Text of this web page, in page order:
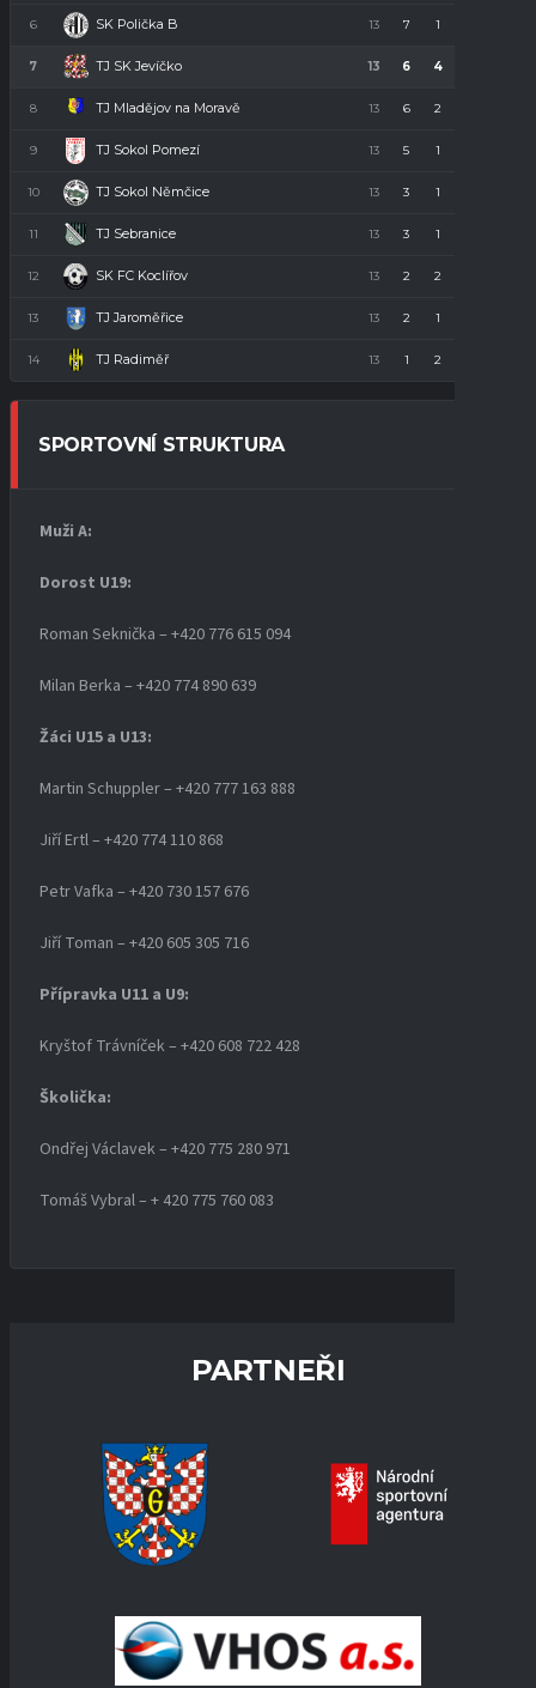
6 SK Polička B 13 7 1
7 TJ SK Jevíčko 13 6 4
8 TJ Mladějov na Moravě 13 6 2
9 TJ Sokol Pomezí 13 5 1
10 TJ Sokol Němčice 13 3 1
11 TJ Sebranice 13 3 1
12 SK FC Koclířov 13 2 2
13 TJ Jaroměřice 13 2 1
14 TJ Radiměř 13 1 2
SPORTOVNÍ STRUKTURA
Muži A:
Dorost U19:
Roman Seknička – +420 776 615 094
Milan Berka – +420 774 890 639
Žáci U15 a U13:
Martin Schuppler – +420 777 163 888
Jiří Ertl – +420 774 110 868
Petr Vafka – +420 730 157 676
Jiří Toman – +420 605 305 716
Přípravka U11 a U9:
Kryštof Trávníček – +420 608 722 428
Školička:
Ondřej Václavek – +420 775 280 971
Tomáš Vybral – + 420 775 760 083
PARTNEŘI